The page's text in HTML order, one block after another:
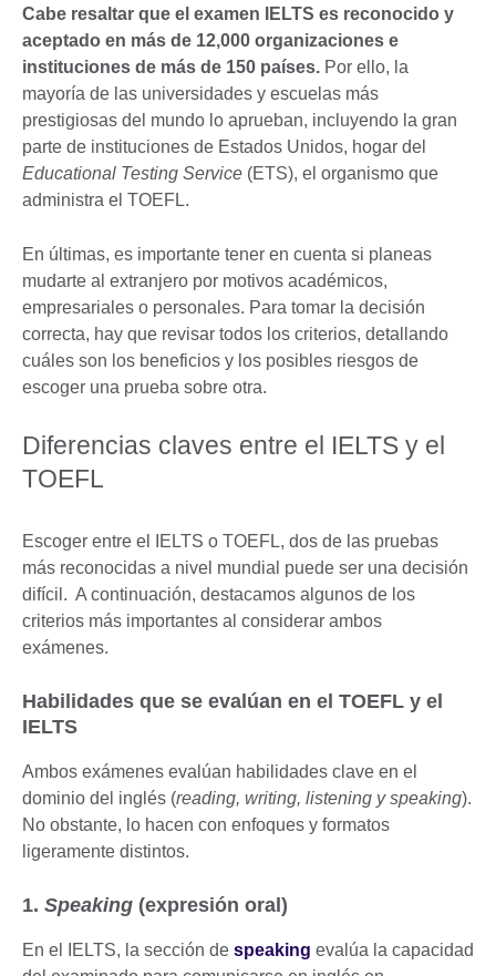
Cabe resaltar que el examen IELTS es reconocido y
aceptado en más de 12,000 organizaciones e
instituciones de más de 150 países. Por ello, la
mayoría de las universidades y escuelas más
prestigiosas del mundo lo aprueban, incluyendo la gran
parte de instituciones de Estados Unidos, hogar del
Educational Testing Service (ETS), el organismo que
administra el TOEFL.
En últimas, es importante tener en cuenta si planeas
mudarte al extranjero por motivos académicos,
empresariales o personales. Para tomar la decisión
correcta, hay que revisar todos los criterios, detallando
cuáles son los beneficios y los posibles riesgos de
escoger una prueba sobre otra.
Diferencias claves entre el IELTS y el
TOEFL
Escoger entre el IELTS o TOEFL, dos de las pruebas
más reconocidas a nivel mundial puede ser una decisión
difícil. A continuación, destacamos algunos de los
criterios más importantes al considerar ambos
exámenes.
Habilidades que se evalúan en el TOEFL y el
IELTS
Ambos exámenes evalúan habilidades clave en el
dominio del inglés (reading, writing, listening y speaking).
No obstante, lo hacen con enfoques y formatos
ligeramente distintos.
1. Speaking (expresión oral)
En el IELTS, la sección de speaking evalúa la capacidad